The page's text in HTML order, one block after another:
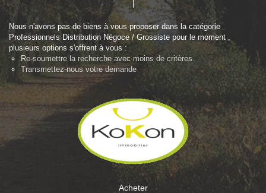
Nous n'avons pas de biens à vous proposer dans la catégorie
Professionnels Distribution Négoce / Grossiste pour le moment ,
plusieurs options s'offrent à vous :
Re-soumettre la recherche avec moins de critères.
Transmettez-nous votre demande
Acheter